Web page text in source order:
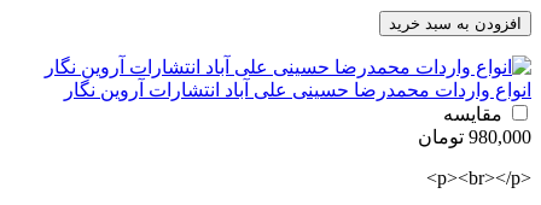
افزودن به سبد خرید
انواع واردات محمدرضا حسینی علی آباد انتشارات آروین نگار
مقایسه
980,000 تومان
<p><br></p>